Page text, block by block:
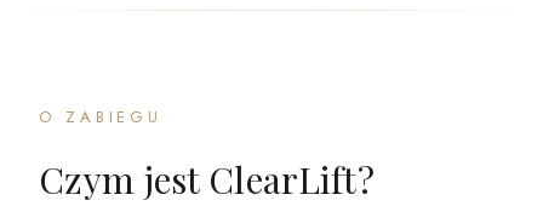
O ZABIEGU
Czym jest ClearLift?